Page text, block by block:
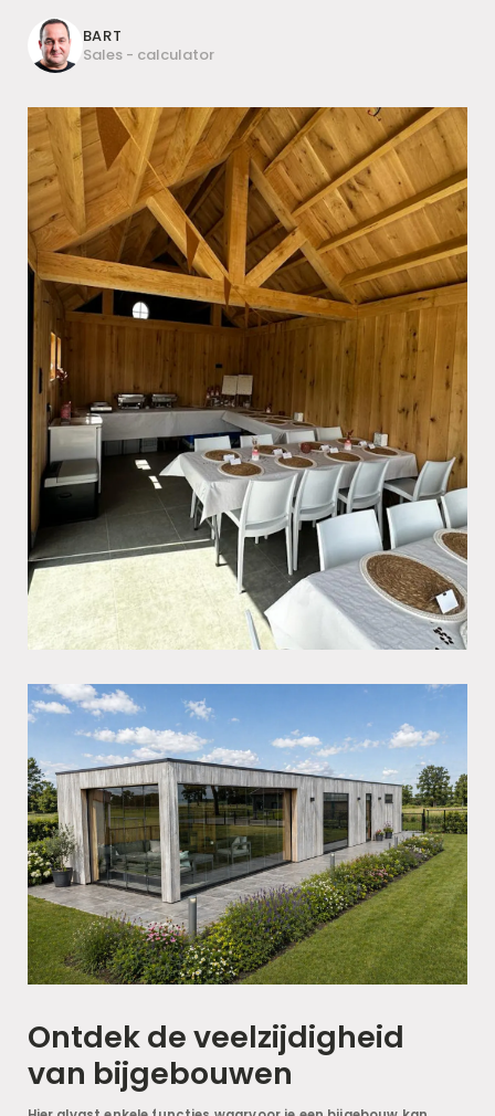
BART
Sales - calculator
Ontdek de veelzijdigheid
van bijgebouwen